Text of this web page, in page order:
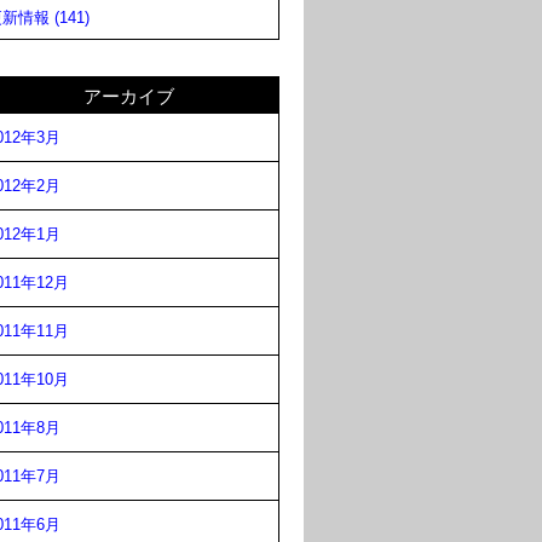
情報 (141)
アーカイブ
年3月
年2月
年1月
年12月
年11月
年10月
年8月
年7月
年6月